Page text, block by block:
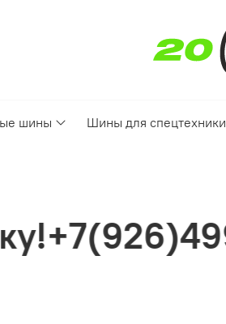
шины Шины для спецтехники